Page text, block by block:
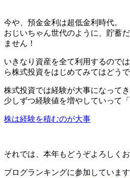
今や、 預金金利は超低金利時代。
おじいちゃん世代のように、貯蓄
ません！
いきなり資産を全て利用するのでは
ら株式投資をはじめてみてはどう
株式投資では経験が大事になってき
少しずつ経験値を増やしていって
株は経験を積むのが大事
それでは、本年もどうぞよろしく
ブログランキングに参加しています